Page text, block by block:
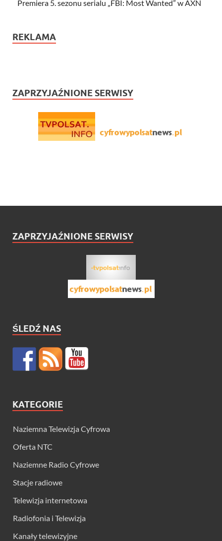
Premiera 5. sezonu serialu „FBI: Most Wanted” w AXN
REKLAMA
ZAPRZYJAŹNIONE SERWISY
ZAPRZYJAŹNIONE SERWISY
ŚLEDŹ NAS
KATEGORIE
Naziemna Telewizja Cyfrowa
Oferta NTC
Naziemne Radio Cyfrowe
Stacje radiowe
Telewizja internetowa
Radiofonia i Telewizja
Kanały telewizyjne